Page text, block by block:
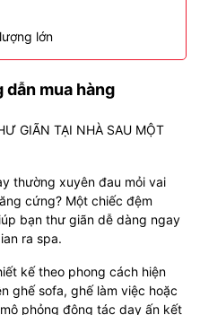
lớn
dẫn mua hàng
GIÃN TẠI NHÀ SAU MỘT
thường xuyên đau mỏi vai
cứng? Một chiếc đệm
bạn thư giãn dễ dàng ngay
ra spa.
kế theo phong cách hiện
ghế sofa, ghế làm việc hoặc
phỏng động tác day ấn kết